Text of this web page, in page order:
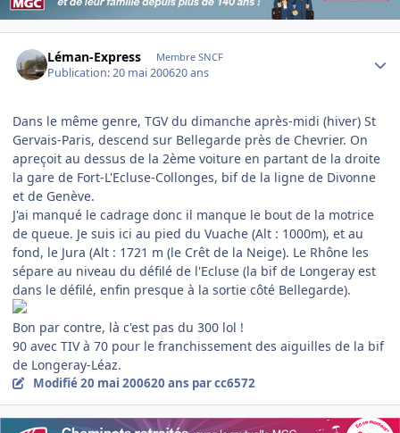
Léman-Express Membre SNCF
Publication:20 mai 200620 ans
Dans le même genre, TGV du dimanche après-midi (hiver) St
Gervais-Paris, descend sur Bellegarde près de Chevrier. On
apreçoit au dessus de la 2ème voiture en partant de la droite
la gare de Fort-L'Ecluse-Collonges, bif de la ligne de Divonne
et de Genève.
J'ai manqué le cadrage donc il manque le bout de la motrice
de queue. Je suis ici au pied du Vuache (Alt : 1000m), et au
fond, le Jura (Alt : 1721 m (le Crêt de la Neige). Le Rhône les
sépare au niveau du défilé de l'Ecluse (la bif de Longeray est
dans le défilé, enfin presque à la sortie côté Bellegarde).
Bon par contre, là c'est pas du 300 lol !
90 avec TIV à 70 pour le franchissement des aiguilles de la bif
de Longeray-Léaz.
Modifié20 mai 200620 ans par cc6572